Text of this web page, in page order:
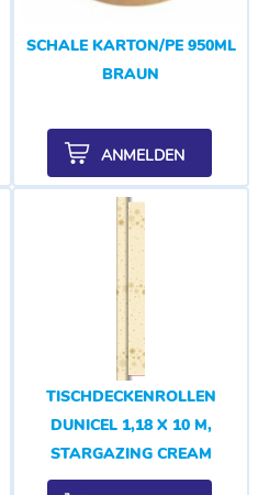
SCHALE KARTON/PE 950ML
BRAUN
ANMELDEN
TISCHDECKENROLLEN
DUNICEL 1,18 X 10 M,
STARGAZING CREAM